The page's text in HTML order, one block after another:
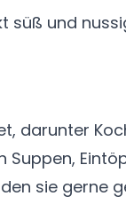
süß und
darunter
Suppen,
sie gerne